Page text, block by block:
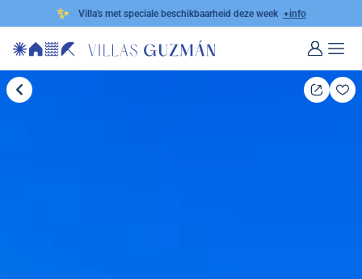
✨ Villa's met speciale beschikbaarheid deze week +info